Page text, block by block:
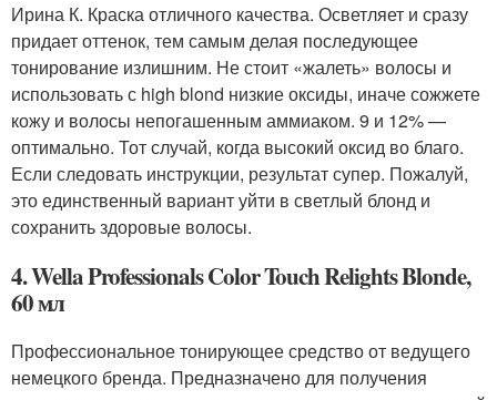
Ирина К. Краска отличного качества. Осветляет и сразу
придает оттенок, тем самым делая последующее
тонирование излишним. Не стоит «жалеть» волосы и
использовать с high blond низкие оксиды, иначе сожжете
кожу и волосы непогашенным аммиаком. 9 и 12% —
оптимально. Тот случай, когда высокий оксид во благо.
Если следовать инструкции, результат супер. Пожалуй,
это единственный вариант уйти в светлый блонд и
сохранить здоровые волосы.
4. Wella Professionals Color Touch Relights Blonde,
60 мл
Профессиональное тонирующее средство от ведущего
немецкого бренда. Предназначено для получения